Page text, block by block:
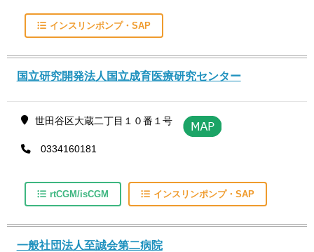
インスリンポンプ・SAP
国立研究開発法人国立成育医療研究センター
世田谷区大蔵二丁目１０番１号
0334160181
rtCGM/isCGM インスリンポンプ・SAP
一般社団法人至誠会第二病院